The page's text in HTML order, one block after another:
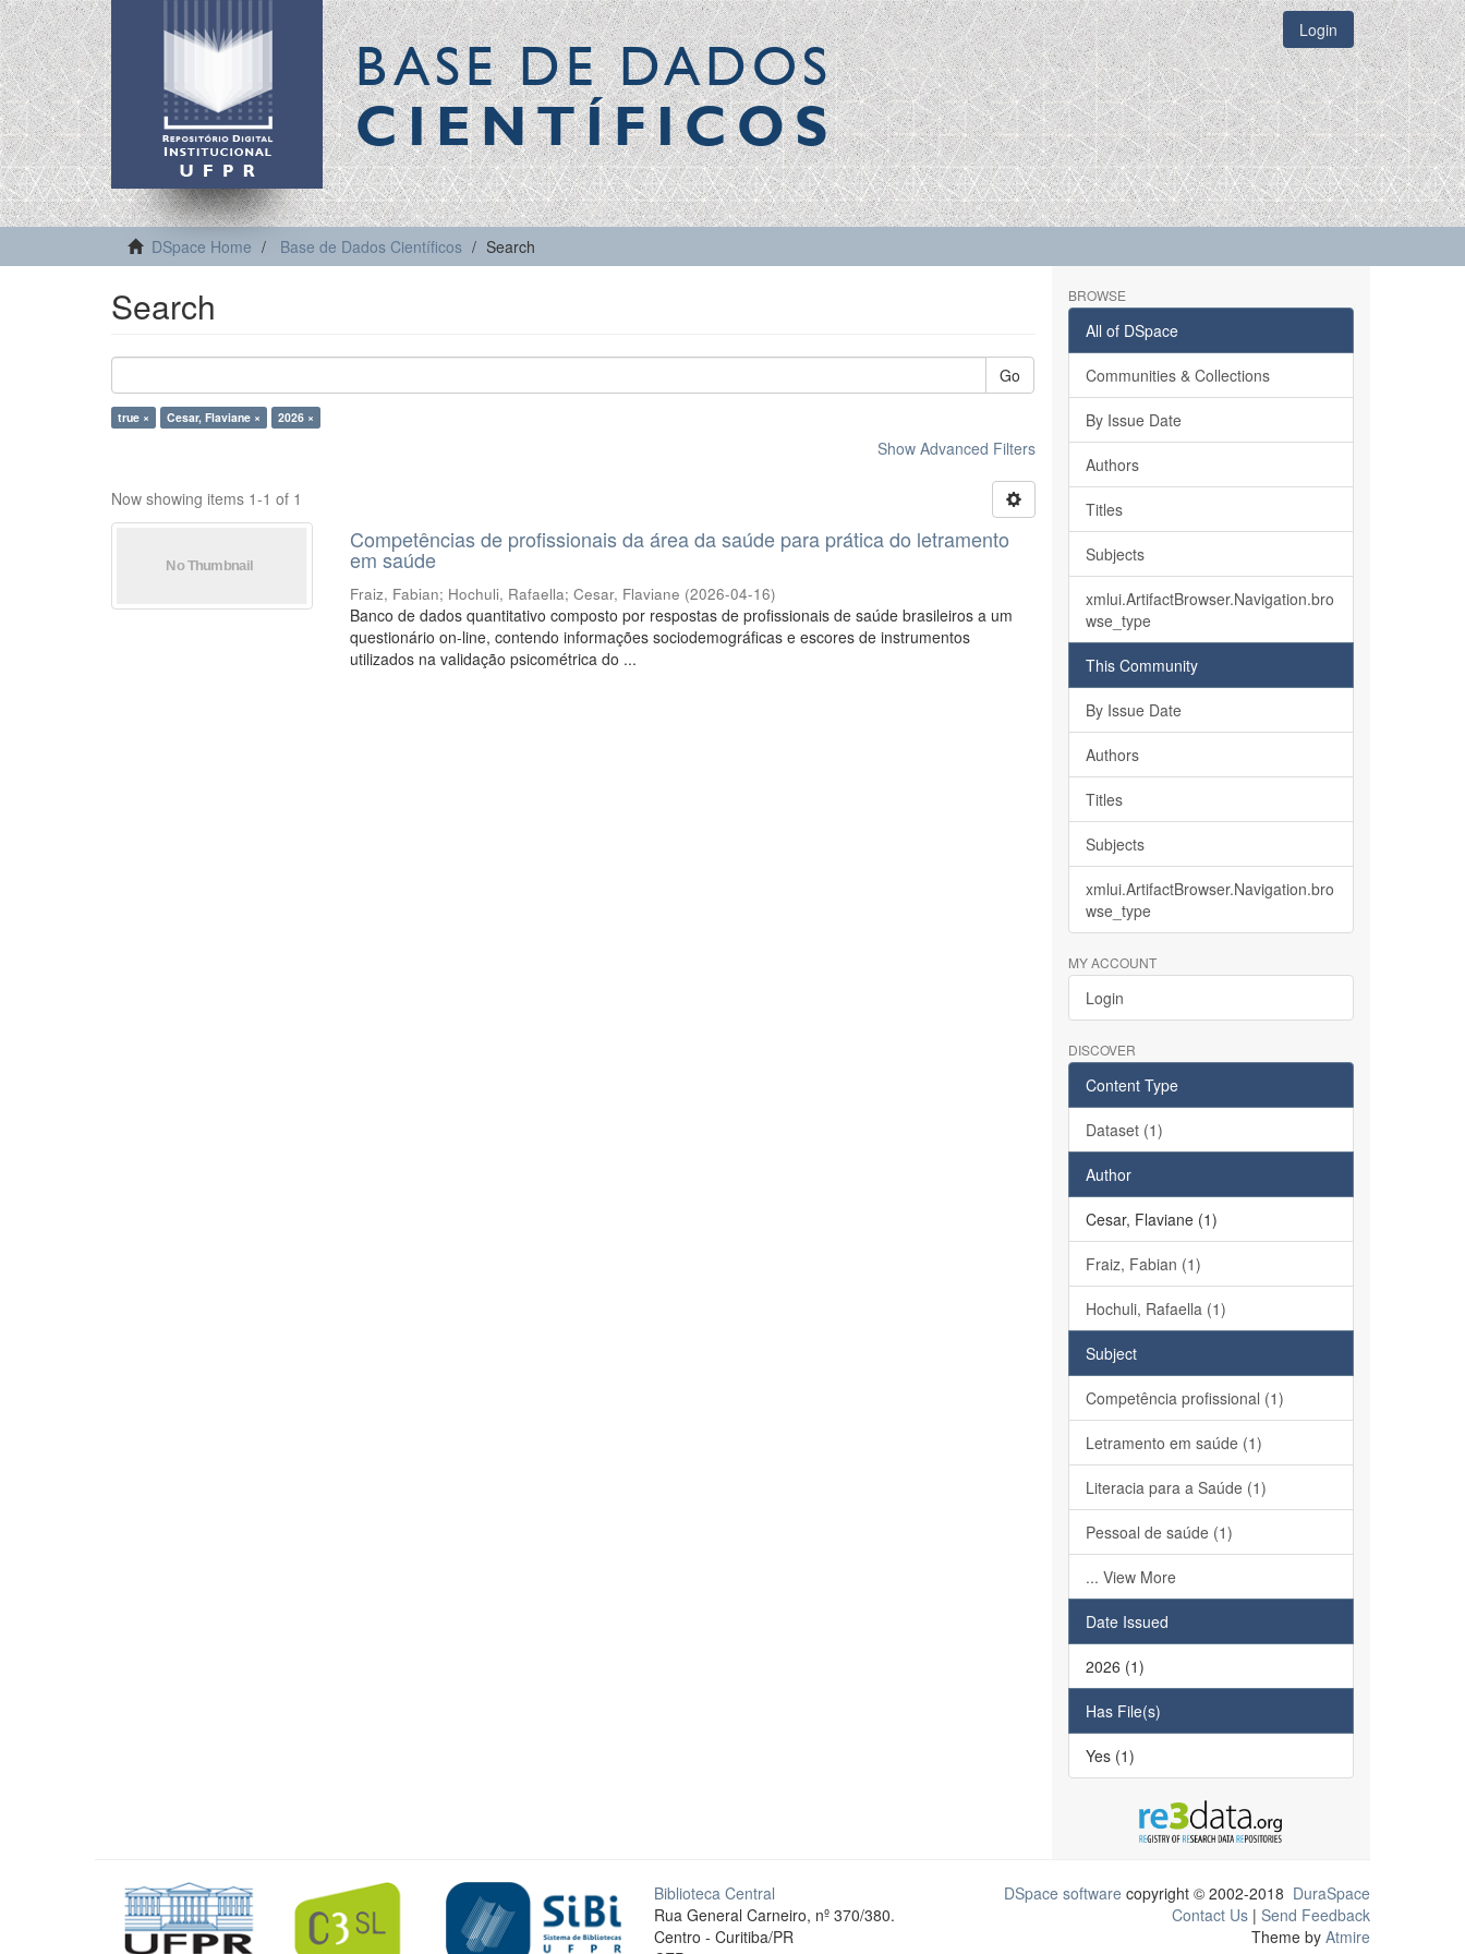
BASE DE DADOS
CIENTÍFICOS
Login
DSpace Home Base de Dados Científicos Search
Search
Go
true × Cesar, Flaviane × 2026 ×
Show Advanced Filters
Now showing items 1-1 of 1
Competências de profissionais da área da saúde para prática do letramento
em saúde
Fraiz, Fabian; Hochuli, Rafaella;Cesar, Flaviane (2026-04-16)
Banco de dados quantitativo composto por respostas de profissionais de saúde brasileiros a um
questionário on-line, contendo informações sociodemográficas e escores de instrumentos
utilizados na validação psicométrica do ...
BROWSE
All of DSpace
Communities & Collections
By Issue Date
Authors
Titles
Subjects
xmlui.ArtifactBrowser.Navigation.bro
wse_type
This Community
By Issue Date
Authors
Titles
Subjects
xmlui.ArtifactBrowser.Navigation.bro
wse_type
MY ACCOUNT
Login
DISCOVER
Content Type
Dataset (1)
Author
Cesar, Flaviane (1)
Fraiz, Fabian (1)
Hochuli, Rafaella (1)
Subject
Competência profissional (1)
Letramento em saúde (1)
Literacia para a Saúde (1)
Pessoal de saúde (1)
... View More
Date Issued
2026 (1)
Has File(s)
Yes (1)
Biblioteca Central
Rua General Carneiro, nº 370/380.
Centro - Curitiba/PR
DSpace software copyright © 2002-2018 DuraSpace
Contact Us | Send Feedback
Theme by Atmire